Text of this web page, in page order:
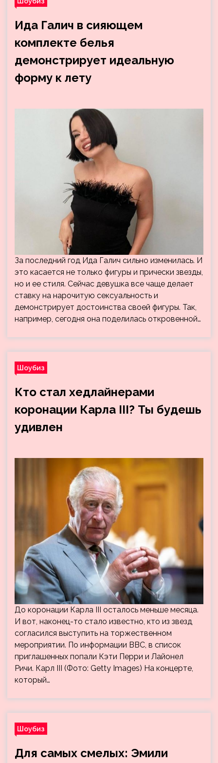
Ида Галич в сияющем
комплекте белья
демонстрирует идеальную
форму к лету
За последний год Ида Галич сильно изменилась. И
это касается не только фигуры и прически звезды,
но и ее стиля. Сейчас девушка все чаще делает
ставку на нарочитую сексуальность и
демонстрирует достоинства своей фигуры. Так,
например, сегодня она поделилась откровенной…
Шоубиз
Кто стал хедлайнерами
коронации Карла III? Ты будешь
удивлен
До коронации Карла III осталось меньше месяца.
И вот, наконец-то стало известно, кто из звезд
согласился выступить на торжественном
мероприятии. По информации BBC, в список
приглашенных попали Кэти Перри и Лайонел
Ричи. Карл III (Фото: Getty Images) На концерте,
который…
Шоубиз
Для самых смелых: Эмили